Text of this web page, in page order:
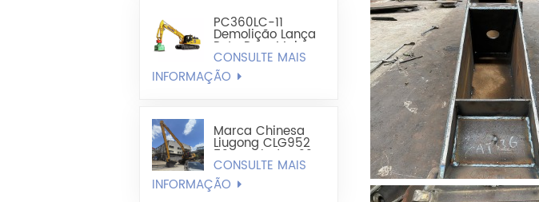
PC360LC-11
Demolição Lança
Reta Para Maior
Alcance
CONSULTE MAIS
INFORMAÇÃO
Marca Chinesa
Liugong CLG952
52 Toneladas 22
Metros De
Comprimento
Modificação Do
CONSULTE MAIS
INFORMAÇÃO